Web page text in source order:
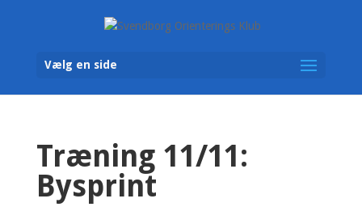
Vælg en side
Træning 11/11:
Bysprint